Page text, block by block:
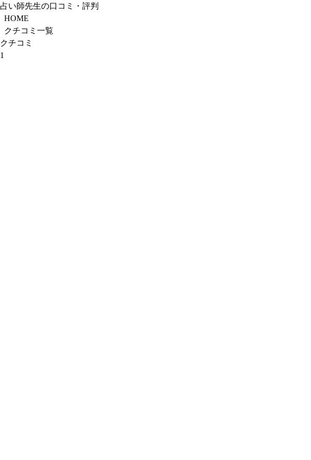
占い師先生の口コミ・評判
HOME
クチコミ一覧
クチコミ
1